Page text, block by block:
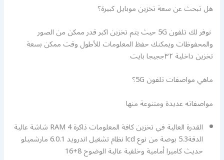
هل تبحث عن سعة تخزين موبايل كبيرة؟
نوفر لك تلفون 5G حيث يتم تخزين اكبر قدر ممكن من الصور
والمحفوظات ويمكنك حفظ المعلومات للأطول وقت ممكن بسعة
تخزين داخلية ٣٢ججيجا بايت
ماهي مواصفات تلفون 5G؟
مواصفاته عديدة ومتنوعة منها
القدرة العالية في تخزين كافة المعلومات ذاكرة RAM 4 شاشة عالية
الدقة5.3 بوصة من نوع lcd نظام تشغيل اندرويد 6.0.1 مارشميلو
حديث كاميرا أمامية وخلفية عالية الوضوح 8+16